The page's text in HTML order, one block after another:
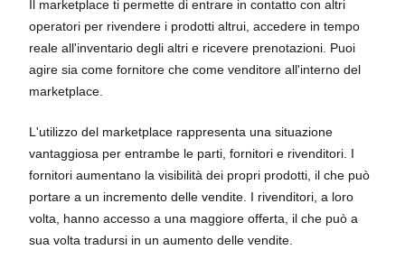
Il marketplace ti permette di entrare in contatto con altri
operatori per rivendere i prodotti altrui, accedere in tempo
reale all'inventario degli altri e ricevere prenotazioni. Puoi
agire sia come fornitore che come venditore all'interno del
marketplace.
L'utilizzo del marketplace rappresenta una situazione
vantaggiosa per entrambe le parti, fornitori e rivenditori. I
fornitori aumentano la visibilità dei propri prodotti, il che può
portare a un incremento delle vendite. I rivenditori, a loro
volta, hanno accesso a una maggiore offerta, il che può a
sua volta tradursi in un aumento delle vendite.